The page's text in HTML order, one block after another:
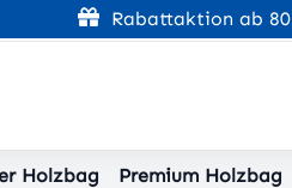
Rabattaktion ab 80
Holzbag Premium Holzbag